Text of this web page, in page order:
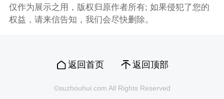
仅作为展示之用，版权归原作者所有; 如果侵犯了您的
权益，请来信告知，我们会尽快删除。
返回首页 返回顶部
©suzhouhui.com All Rights Reserved